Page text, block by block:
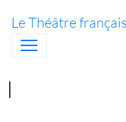
Le Théâtre
l